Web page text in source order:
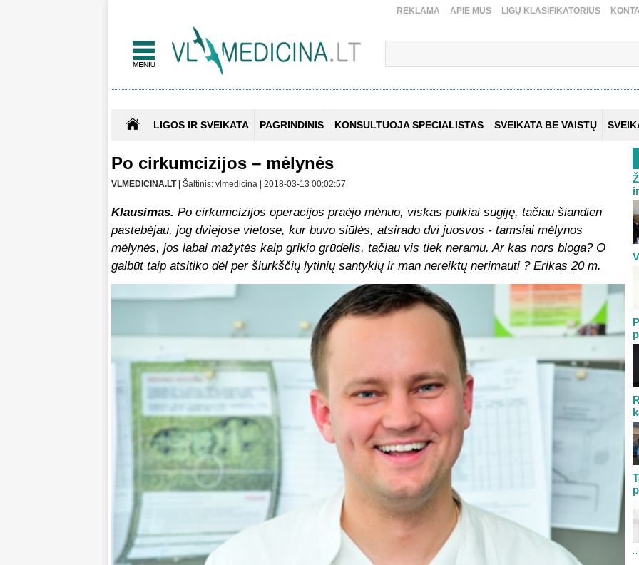
REKLAMA APIE MUS LIGŲ KLASIFIKATORIUS
LIGOS IR SVEIKATA PAGRINDINIS KONSULTUOJA SPECIALISTAS SVEIKATA BE VAISTŲ
Po cirkumcizijos – mėlynės
VLMEDICINA.LT | Šaltinis: vlmedicina | 2018-03-13 00:02:57
Klausimas. Po cirkumcizijos operacijos praėjo mėnuo, viskas puikiai sugiję, tačiau šiandien
pastebėjau, jog dviejose vietose, kur buvo siūlės, atsirado dvi juosvos - tamsiai mėlynos
mėlynės, jos labai mažytės kaip grikio grūdelis, tačiau vis tiek neramu. Ar kas nors bloga? O
galbūt taip atsitiko dėl per šiurkščių lytinių santykių ir man nereiktų nerimauti ? Erikas 20 m.